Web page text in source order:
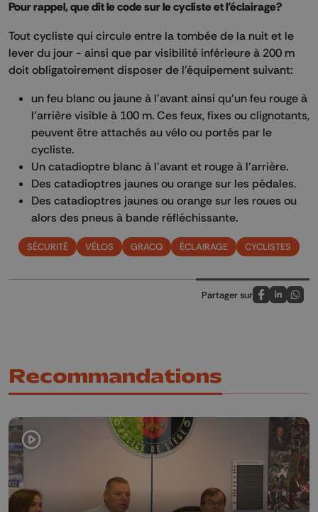
Pour rappel, que dit le code sur le cycliste et l’éclairage?
Tout cycliste qui circule entre la tombée de la nuit et le
lever du jour - ainsi que par visibilité inférieure à 200 m
doit obligatoirement disposer de l’équipement suivant:
un feu blanc ou jaune à l’avant ainsi qu’un feu rouge à
l’arrière visible à 100 m. Ces feux, fixes ou clignotants,
peuvent être attachés au vélo ou portés par le
cycliste.
Un catadioptre blanc à l’avant et rouge à l’arrière.
Des catadioptres jaunes ou orange sur les pédales.
Des catadioptres jaunes ou orange sur les roues ou
alors des pneus à bande réfléchissante.
SÉCURITÉ VÉLOS GRACQ ÉCLAIRAGE CYCLISTES
Partager sur
Partagez sur
Partagez
Recommandations